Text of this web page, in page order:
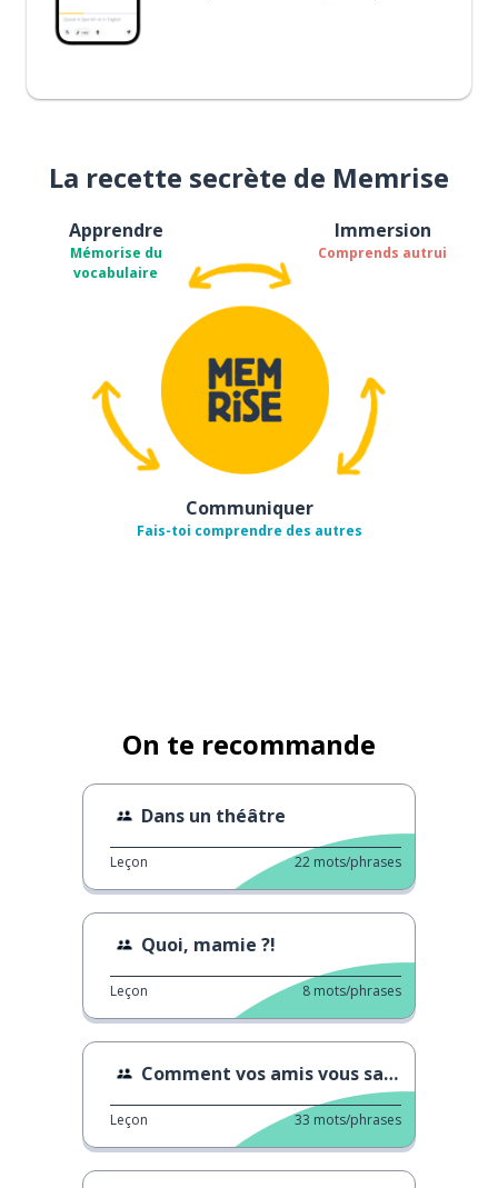
La recette secrète de Memrise
Apprendre
Mémorise du
vocabulaire
Immersion
Comprends autrui
Communiquer
Fais-toi comprendre des autres
On te recommande
Dans un théâtre
Leçon 22 mots/phrases
Quoi, mamie ?!
Leçon 8 mots/phrases
Comment vos amis vous saluent
Leçon 33 mots/phrases